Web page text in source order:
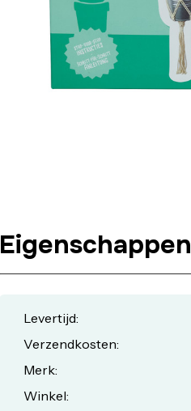
Eigenschappen
Levertijd:
Verzendkosten:
Merk:
Winkel: